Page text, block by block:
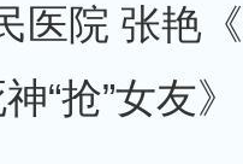
医院 张艳
“抢”女友》